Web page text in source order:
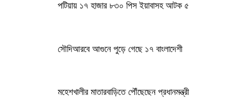
পটিয়ায় ১৭ হাজার ৮৩০ পিস ইয়াবাসহ আটক ৫
সৌদিআরবে আগুনে পুড়ে গেছে ১৭ বাংলাদেশী
মহেশখালীর মাতারবাড়িতে পৌঁছেছেন প্রধানমন্ত্রী